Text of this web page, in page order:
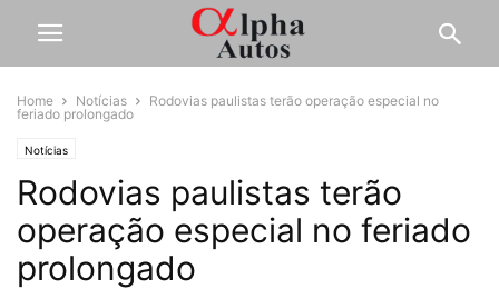
Home Notícias
Rodovias paulistas terão operação especial no
feriado prolongado
Notícias
Rodovias paulistas terão
operação especial no feriado
prolongado